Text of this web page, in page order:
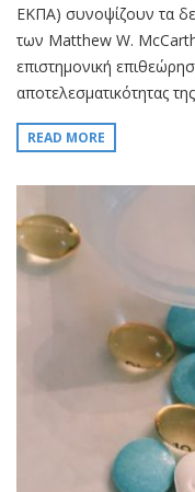
ΕΚΠΑ) συνοψίζουν τα
των Matthew W.
επιστημονική
αποτελεσματικότητας
READ MORE